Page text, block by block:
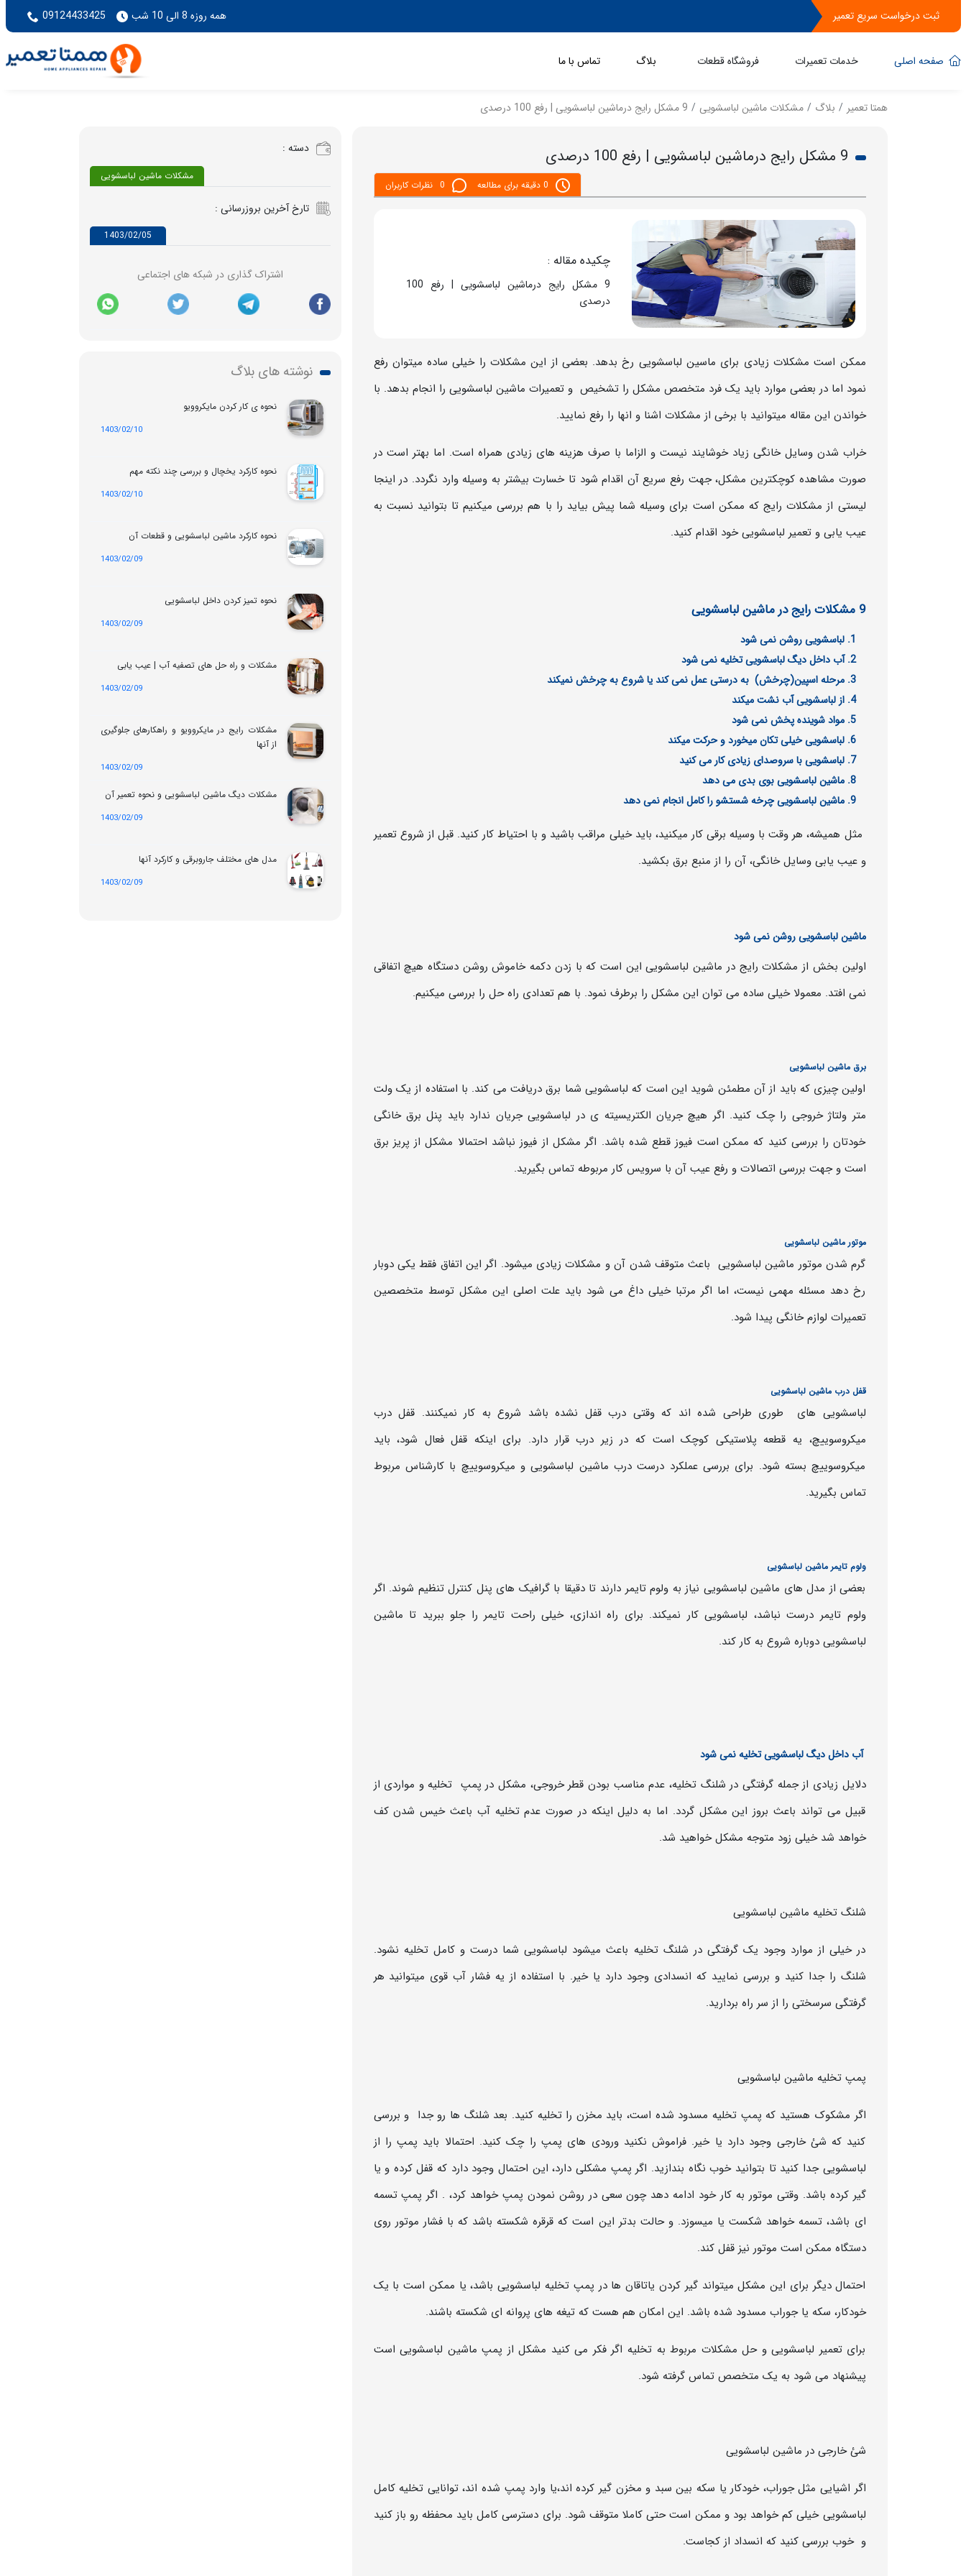
ثبت درخواست سریع تعمیر همه روزه 8 الی 10 شب 09124433425
صفحه اصلی خدمات تعمیرات فروشگاه قطعات بلاگ تماس با ما
همتا تعمیر بلاگ مشکلات ماشین لباسشویی 9 مشکل رایج درماشین لباسشویی | رفع 100 درصدی
9 مشکل رایج درماشین لباسشویی | رفع 100 درصدی
0 دقیقه برای مطالعه 0 نظرات کاربران
چکیده مقاله :
9 مشکل رایج درماشین لباسشویی | رفع 100
درصدی
ممکن است مشکلات زیادی برای ماسین لباسشویی رخ بدهد. بعضی از این مشکلات را خیلی ساده میتوان رفع
نمود اما در بعضی موارد باید یک فرد متخصص مشکل را تشخیص و تعمیرات ماشین لباسشویی را انجام بدهد. با
خواندن این مقاله میتوانید با برخی از مشکلات اشنا و انها را رفع نمایید.
خراب شدن وسایل خانگی زیاد خوشایند نیست و الزاما با صرف هزینه های زیادی همراه است. اما بهتر است در
صورت مشاهده کوچکترین مشکل، جهت رفع سریع آن اقدام شود تا خسارت بیشتر به وسیله وارد نگردد. در اینجا
لیستی از مشکلات رایج که ممکن است برای وسیله شما پیش بیاید را با هم بررسی میکنیم تا بتوانید نسبت به
عیب یابی و تعمیر لباسشویی خود اقدام کنید.
9 مشکلات رایج در ماشین لباسشویی
لباسشویی روشن نمی شود
آب داخل دیگ لباسشویی تخلیه نمی شود
مرحله اسپین(چرخش) به درستی عمل نمی کند یا شروع به چرخش نمیکند
از لباسشویی آب نشت میکند
مواد شوینده پخش نمی شود
لباسشویی خیلی تکان میخورد و حرکت میکند
لباسشویی با سروصدای زیادی کار می کنید
ماشین لباسشویی بوی بدی می دهد
ماشین لباسشویی چرخه شستشو را کامل انجام نمی دهد
مثل همیشه، هر وقت با وسیله برقی کار میکنید، باید خیلی مراقب باشید و با احتیاط کار کنید. قبل از شروع تعمیر
و عیب یابی وسایل خانگی، آن را از منبع برق بکشید.
ماشین لباسشویی روشن نمی شود
اولین بخش از مشکلات رایج در ماشین لباسشویی این است که با زدن دکمه خاموش روشن دستگاه هیچ اتفاقی
نمی افتد. معمولا خیلی ساده می توان این مشکل را برطرف نمود. با هم تعدادی راه حل را بررسی میکنیم.
برق ماشین لباسشویی
اولین چیزی که باید از آن مطمئن شوید این است که لباسشویی شما برق دریافت می کند. با استفاده از یک ولت
متر ولتاژ خروجی را چک کنید. اگر هیچ جریان الکتریسیته ی در لباسشویی جریان ندارد باید پنل برق خانگی
خودتان را بررسی کنید که ممکن است فیوز قطع شده باشد. اگر مشکل از فیوز نباشد احتمالا مشکل از پریز برق
است و جهت بررسی اتصالات و رفع عیب آن با سرویس کار مربوطه تماس بگیرید.
موتور ماشین لباسشویی
گرم شدن موتور ماشین لباسشویی باعث متوقف شدن آن و مشکلات زیادی میشود. اگر این اتفاق فقط یکی دوبار
رخ دهد مسئله مهمی نیست، اما اگر مرتبا خیلی داغ می شود باید علت اصلی این مشکل توسط متخصصین
تعمیرات لوازم خانگی پیدا شود.
قفل درب ماشین لباسشویی
لباسشویی های طوری طراحی شده اند که وقتی درب قفل نشده باشد شروع به کار نمیکنند. قفل درب
میکروسوییچ، یه قطعه پلاستیکی کوچک است که در زیر درب قرار دارد. برای اینکه قفل فعال شود، باید
میکروسوییچ بسته شود. برای بررسی عملکرد درست درب ماشین لباسشویی و میکروسوییچ با کارشناس مربوط
تماس بگیرید.
ولوم تایمر ماشین لباسشویی
بعضی از مدل های ماشین لباسشویی نیاز به ولوم تایمر دارند تا دقیقا با گرافیک های پنل کنترل تنظیم شوند. اگر
ولوم تایمر درست نباشد، لباسشویی کار نمیکند. برای راه اندازی، خیلی راحت تایمر را جلو ببرید تا ماشین
لباسشویی دوباره شروع به کار کند.
آب داخل دیگ لباسشویی تخلیه نمی شود
دلایل زیادی از جمله گرفتگی در شلنگ تخلیه، عدم مناسب بودن قطر خروجی، مشکل در پمپ تخلیه و مواردی از
قبیل می تواند باعث بروز این مشکل گردد. اما به دلیل اینکه در صورت عدم تخلیه آب باعث خیس شدن کف
خواهد شد خیلی زود متوجه مشکل خواهید شد.
شلنگ تخلیه ماشین لباسشویی
در خیلی از موارد وجود یک گرفتگی در شلنگ تخلیه باعث میشود لباسشویی شما درست و کامل تخلیه نشود.
شلنگ را جدا کنید و بررسی نمایید که انسدادی وجود دارد یا خیر. با استفاده از یه فشار آب قوی میتوانید هر
گرفتگی سرسختی را از سر راه بردارید.
پمپ تخلیه ماشین لباسشویی
اگر مشکوک هستید که پمپ تخلیه مسدود شده است، باید مخزن را تخلیه کنید. بعد شلنگ ها رو جدا و بررسی
کنید که شئ خارجی وجود دارد یا خیر. فراموش نکنید ورودی های پمپ را چک کنید. احتمالا باید پمپ را از
لباسشویی جدا کنید تا بتوانید خوب نگاه بندازید. اگر پمپ مشکلی دارد، این احتمال وجود دارد که قفل کرده و یا
گیر کرده باشد. وقتی موتور به کار خود ادامه دهد چون سعی در روشن نمودن پمپ خواهد کرد، . اگر پمپ تسمه
ای باشد، تسمه خواهد شکست یا میسوزد. و حالت بدتر این است که قرقره شکسته باشد که با فشار موتور روی
دستگاه ممکن است موتور نیز قفل کند.
احتمال دیگر برای این مشکل میتواند گیر کردن یاتاقان ها در پمپ تخلیه لباسشویی باشد، یا ممکن است با یک
خودکار، سکه یا جوراب مسدود شده باشد. این امکان هم هست که تیغه های پروانه ای شکسته باشند.
برای تعمیر لباسشویی و حل مشکلات مربوط به تخلیه اگر فکر می کنید مشکل از پمپ ماشین لباسشویی است
پیشنهاد می شود به یک متخصص تماس گرفته شود.
شئ خارجی در ماشین لباسشویی
اگر اشیایی مثل جوراب، خودکار یا سکه بین سبد و مخزن گیر کرده اند،یا وارد پمپ شده اند، توانایی تخلیه کامل
لباسشویی خیلی کم خواهد بود و ممکن است حتی کاملا متوقف شود. برای دسترسی کامل باید محفظه رو باز کنید
و خوب بررسی کنید که انسداد از کجاست.
دسته :
مشکلات ماشین لباسشویی
تارخ آخرین بروزرسانی :
1403/02/05
اشتراک گذاری در شبکه های اجتماعی
نوشته های بلاگ
نحوه ی کار کردن مایکروویو
1403/02/10
نحوه کارکرد یخچال و بررسی چند نکته مهم
1403/02/10
نحوه کارکرد ماشین لباسشویی و قطعات آن
1403/02/09
نحوه تمیز کردن داخل لباسشویی
1403/02/09
مشکلات و راه حل های تصفیه آب | عیب یابی
1403/02/09
مشکلات رایج در مایکروویو و راهکارهای جلوگیری
از آنها
1403/02/09
مشکلات دیگ ماشین لباسشویی و نحوه تعمیر آن
1403/02/09
مدل های مختلف جاروبرقی و کارکرد آنها
1403/02/09